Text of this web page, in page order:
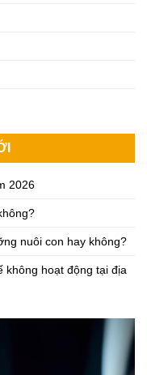
2026
nuôi con hay không?
không hoạt động tại địa